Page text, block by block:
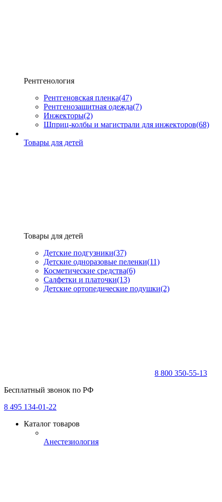
Рентгенология
Рентгеновская пленка(47)
Рентгенозащитная одежда(7)
Инжекторы(2)
Шприц-колбы и магистрали для инжекторов(68)
Товары для детей
Товары для детей
Детские подгузники(37)
Детские одноразовые пеленки(11)
Косметические средства(6)
Салфетки и платочки(13)
Детские ортопедические подушки(2)
8 800 350-55-13
Бесплатный звонок по РФ
8 495 134-01-22
Каталог товаров
Анестезиология